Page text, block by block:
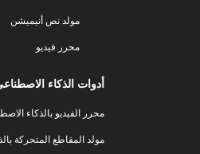
مولد نص أنيميشن
محرر فيديو
أدوات الذكاء
محرر الفيديو بالذكاء
مولد المقاطع المتحركة